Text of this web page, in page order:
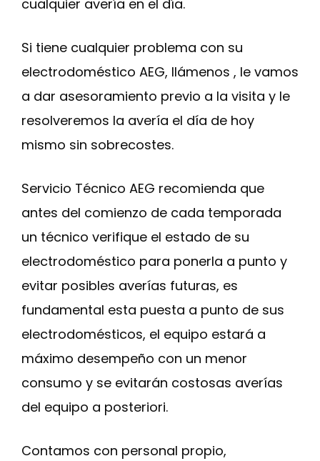
cualquier avería en el día.
Si tiene cualquier problema con su
electrodoméstico AEG, llámenos , le vamos
a dar asesoramiento previo a la visita y le
resolveremos la avería el día de hoy
mismo sin sobrecostes.
Servicio Técnico AEG recomienda que
antes del comienzo de cada temporada
un técnico verifique el estado de su
electrodoméstico para ponerla a punto y
evitar posibles averías futuras, es
fundamental esta puesta a punto de sus
electrodomésticos, el equipo estará a
máximo desempeño con un menor
consumo y se evitarán costosas averías
del equipo a posteriori.
Contamos con personal propio,